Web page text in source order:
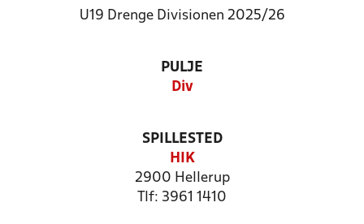
U19 Drenge Divisionen 2025/26
PULJE
Div
SPILLESTED
HIK
2900 Hellerup
Tlf: 3961 1410